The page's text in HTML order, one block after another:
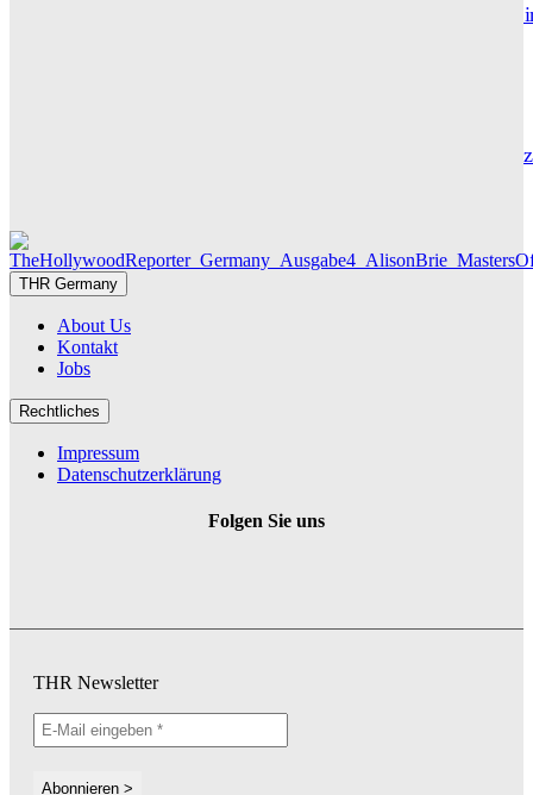
Maxton Hall: Erste Bilder aus Staffel 3 – der Serienhit geht
Die Geschichte hinter „Olivia Jones“ – Vom Provinzjungen
THR Germany
About Us
Kontakt
Jobs
Rechtliches
Impressum
Datenschutzerklärung
Folgen Sie uns
THR Newsletter